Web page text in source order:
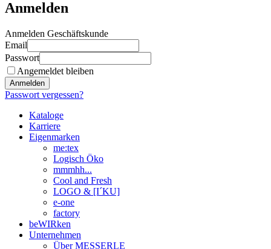
Anmelden
Anmelden Geschäftskunde
Email
Passwort
Angemeldet bleiben
Anmelden
Passwort vergessen?
Kataloge
Karriere
Eigenmarken
me:tex
Logisch Öko
mmmhh...
Cool and Fresh
LOGO & [I´KU]
e-one
factory
beWIRken
Unternehmen
Über MESSERLE